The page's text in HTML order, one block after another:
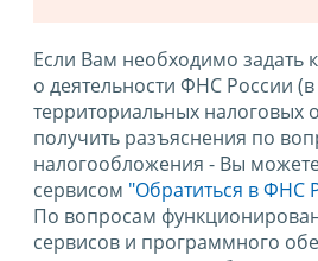
Если Вам необходимо задать
о деятельности ФНС России
территориальных налоговых
получить разъяснения по
налогообложения - Вы
сервисом "Обратиться в ФНС
По вопросам
сервисов и программного